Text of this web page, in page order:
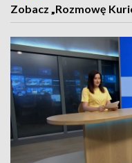
Zobacz „Rozmowę